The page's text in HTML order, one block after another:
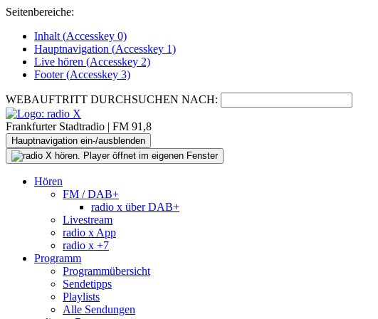
Seitenbereiche:
Inhalt (Accesskey 0)
Hauptnavigation (Accesskey 1)
Live hören (Accesskey 2)
Footer(Accesskey 3)
WEBAUFTRITT DURCHSUCHEN NACH:
Frankfurter Stadtradio | FM 91,8
Hauptnavigation ein-/ausblenden
Hören
FM / DAB+
radio x über DAB+
Livestream
radio x App
radio x +7
Programm
Programmübersicht
Sendetipps
Playlists
Alle Sendungen